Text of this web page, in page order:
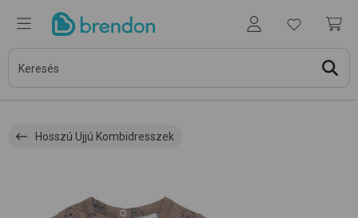
Hosszú Ujjú Kombidresszek